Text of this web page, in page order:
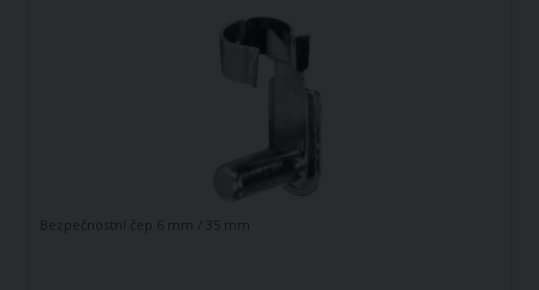
Bezpečnostní čep 6 mm / 35 mm